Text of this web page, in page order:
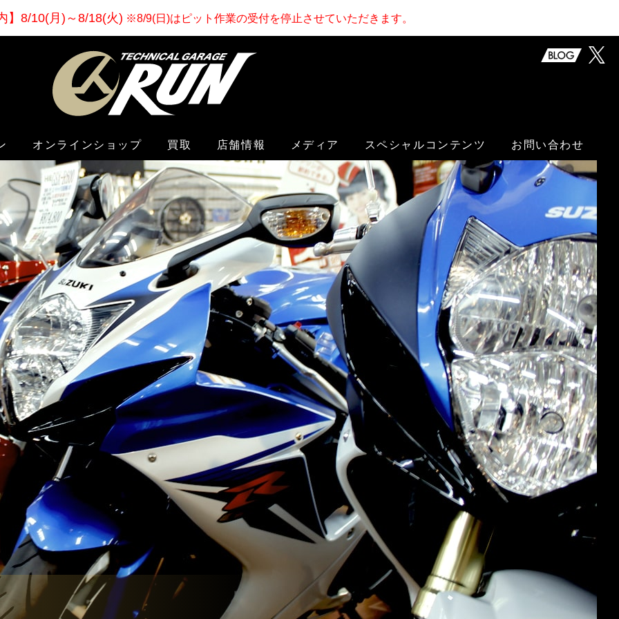
】 8/10(月)～8/18(火) ※8/9(日)はピット作業の受付を停止させていただきます。
オンラインショップ 買取 店舗情報 メディア スペシャルコンテンツ お問い合わせ